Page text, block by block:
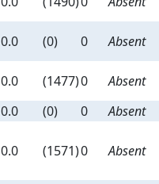
0.0 (0) 0
Absent
0.0 (1477)0
Absent
0.0 (0) 0
Absent
0.0 (1571)0 Absent